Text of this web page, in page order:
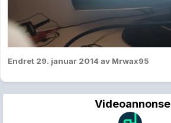
Endret 29. januar 2014 av Mrwax95
Videoannonse